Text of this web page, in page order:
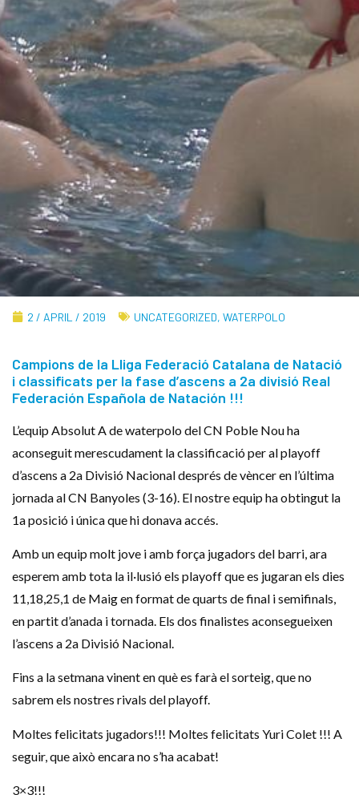
2 / APRIL / 2019 UNCATEGORIZED, WATERPOLO
Campions de la Lliga Federació Catalana de Natació
i classificats per la fase d’ascens a 2a divisió Real
Federación Española de Natación !!!
L’equip Absolut A de waterpolo del CN Poble Nou ha
aconseguit merescudament la classificació per al playoff
d’ascens a 2a Divisió Nacional després de vèncer en l’última
jornada al CN Banyoles (3-16). El nostre equip ha obtingut la
1a posició i única que hi donava accés.
Amb un equip molt jove i amb força jugadors del barri, ara
esperem amb tota la il·lusió els playoff que es jugaran els dies
11,18,25,1 de Maig en format de quarts de final i semifinals,
en partit d’anada i tornada. Els dos finalistes aconsegueixen
l’ascens a 2a Divisió Nacional.
Fins a la setmana vinent en què es farà el sorteig, que no
sabrem els nostres rivals del playoff.
Moltes felicitats jugadors!!! Moltes felicitats Yuri Colet !!! A
seguir, que això encara no s’ha acabat!
3×3!!!